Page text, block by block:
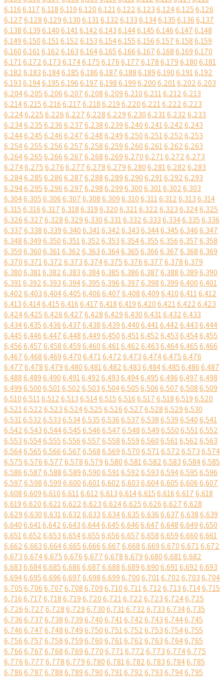
6,1166,1176,1186,1196,1206,1216,1226,1236,1246,1256,126
6,1276,1286,1296,1306,1316,1326,1336,1346,1356,1366,137
6,1386,1396,1406,1416,1426,1436,1446,1456,1466,1476,148
6,1496,1506,1516,1526,1536,1546,1556,1566,1576,1586,159
6,1606,1616,1626,1636,1646,1656,1666,1676,1686,1696,170
6,1716,1726,1736,1746,1756,1766,1776,1786,1796,1806,181
6,1826,1836,1846,1856,1866,1876,1886,1896,1906,1916,192
6,1936,1946,1956,1966,1976,1986,1996,2006,2016,2026,203
6,2046,2056,2066,2076,2086,2096,2106,2116,2126,213
6,2146,2156,2166,2176,2186,2196,2206,2216,2226,223
6,2246,2256,2266,2276,2286,2296,2306,2316,2326,233
6,2346,2356,2366,2376,2386,2396,2406,2416,2426,243
6,2446,2456,2466,2476,2486,2496,2506,2516,2526,253
6,2546,2556,2566,2576,2586,2596,2606,2616,2626,263
6,2646,2656,2666,2676,2686,2696,2706,2716,2726,273
6,2746,2756,2766,2776,2786,2796,2806,2816,2826,283
6,2846,2856,2866,2876,2886,2896,2906,2916,2926,293
6,2946,2956,2966,2976,2986,2996,3006,3016,3026,303
6,3046,3056,3066,3076,3086,3096,3106,3116,3126,3136,314
6,3156,3166,3176,3186,3196,3206,3216,3226,3236,3246,325
6,3266,3276,3286,3296,3306,3316,3326,3336,3346,3356,336
6,3376,3386,3396,3406,3416,3426,3436,3446,3456,3466,347
6,3486,3496,3506,3516,3526,3536,3546,3556,3566,3576,358
6,3596,3606,3616,3626,3636,3646,3656,3666,3676,3686,369
6,3706,3716,3726,3736,3746,3756,3766,3776,3786,379
6,3806,3816,3826,3836,3846,3856,3866,3876,3886,3896,390
6,3916,3926,3936,3946,3956,3966,3976,3986,3996,4006,401
6,4026,4036,4046,4056,4066,4076,4086,4096,4106,4116,412
6,4136,4146,4156,4166,4176,4186,4196,4206,4216,4226,423
6,4246,4256,4266,4276,4286,4296,4306,4316,4326,433
6,4346,4356,4366,4376,4386,4396,4406,4416,4426,4436,444
6,4456,4466,4476,4486,4496,4506,4516,4526,4536,4546,455
6,4566,4576,4586,4596,4606,4616,4626,4636,4646,4656,466
6,4676,4686,4696,4706,4716,4726,4736,4746,4756,476
6,4776,4786,4796,4806,4816,4826,4836,4846,4856,4866,487
6,4886,4896,4906,4916,4926,4936,4946,4956,4966,4976,498
6,4996,5006,5016,5026,5036,5046,5056,5066,5076,5086,509
6,5106,5116,5126,5136,5146,5156,5166,5176,5186,5196,520
6,5216,5226,5236,5246,5256,5266,5276,5286,5296,530
6,5316,5326,5336,5346,5356,5366,5376,5386,5396,5406,541
6,5426,5436,5446,5456,5466,5476,5486,5496,5506,5516,552
6,5536,5546,5556,5566,5576,5586,5596,5606,5616,5626,563
6,5646,5656,5666,5676,5686,5696,5706,5716,5726,5736,574
6,5756,5766,5776,5786,5796,5806,5816,5826,5836,5846,585
6,5866,5876,5886,5896,5906,5916,5926,5936,5946,5956,596
6,5976,5986,5996,6006,6016,6026,6036,6046,6056,6066,607
6,6086,6096,6106,6116,6126,6136,6146,6156,6166,6176,618
6,6196,6206,6216,6226,6236,6246,6256,6266,6276,628
6,6296,6306,6316,6326,6336,6346,6356,6366,6376,6386,639
6,6406,6416,6426,6436,6446,6456,6466,6476,6486,6496,650
6,6516,6526,6536,6546,6556,6566,6576,6586,6596,6606,661
6,6626,6636,6646,6656,6666,6676,6686,6696,6706,6716,672
6,6736,6746,6756,6766,6776,6786,6796,6806,6816,682
6,6836,6846,6856,6866,6876,6886,6896,6906,6916,6926,693
6,6946,6956,6966,6976,6986,6996,7006,7016,7026,7036,704
6,7056,7066,7076,7086,7096,7106,7116,7126,7136,7146,715
6,7166,7176,7186,7196,7206,7216,7226,7236,7246,725
6,7266,7276,7286,7296,7306,7316,7326,7336,7346,735
6,7366,7376,7386,7396,7406,7416,7426,7436,7446,745
6,7466,7476,7486,7496,7506,7516,7526,7536,7546,755
6,7566,7576,7586,7596,7606,7616,7626,7636,7646,765
6,7666,7676,7686,7696,7706,7716,7726,7736,7746,775
6,7766,7776,7786,7796,7806,7816,7826,7836,7846,785
6,7866,7876,7886,7896,7906,7916,7926,7936,7946,795